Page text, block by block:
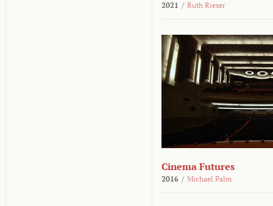
2021 / Ruth Rieser
Cinema Futures
2016 / Michael Palm